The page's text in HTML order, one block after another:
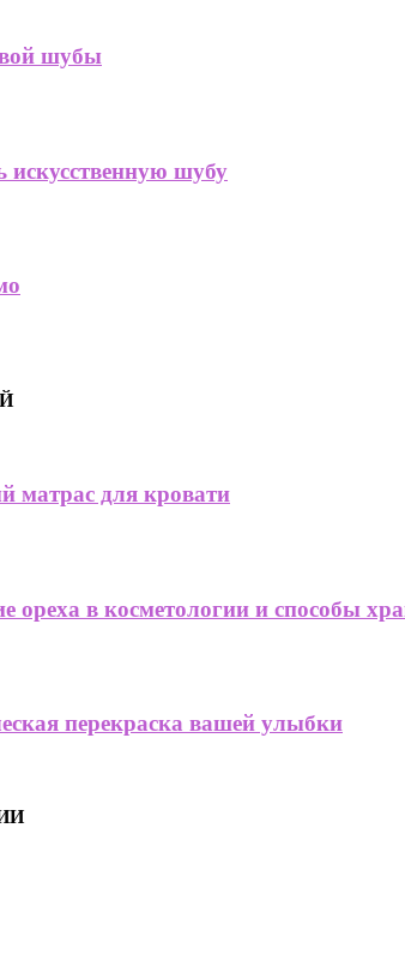
шубы
шубу
матрас для кровати
ореха в косметологии и способы
перекраска вашей улыбки